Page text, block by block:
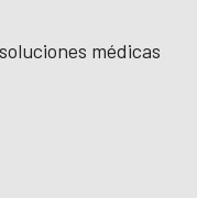
médicas